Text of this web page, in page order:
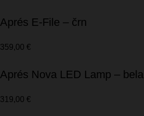
Aprés E-File – črn
359,00 €
Aprés Nova LED Lamp – bela
319,00 €